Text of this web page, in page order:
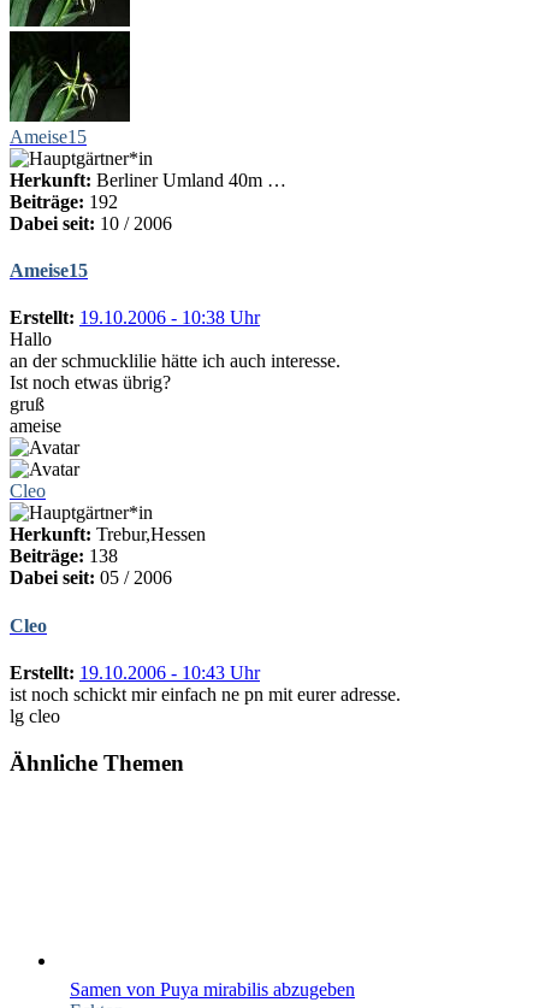
Ameise15
Herkunft: Berliner Umland 40m …
Beiträge: 192
Dabei seit: 10 / 2006
Ameise15
Erstellt: 19.10.2006 - 10:38 Uhr
Hallo
an der schmucklilie hätte ich auch interesse.
Ist noch etwas übrig?
gruß
ameise
Cleo
Herkunft: Trebur,Hessen
Beiträge: 138
Dabei seit: 05 / 2006
Cleo
Erstellt: 19.10.2006 - 10:43 Uhr
ist noch schickt mir einfach ne pn mit eurer adresse.
lg cleo
Ähnliche Themen
Samen von Puya mirabilis abzugeben